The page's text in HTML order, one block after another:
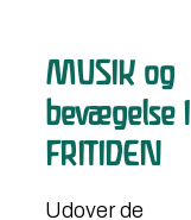
MUSIK og
bevægelse I
FRITIDEN
Udover de